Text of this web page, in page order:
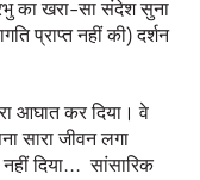
का खरा-सा संदेश सुना
प्राप्त नहीं की) दर्शन
आघात कर दिया। वे
सारा जीवन लगा
दिया... सांसारिक